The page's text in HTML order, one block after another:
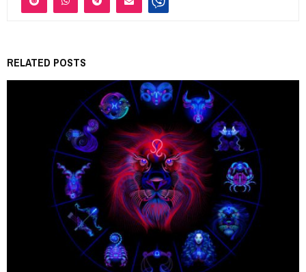
RELATED POSTS